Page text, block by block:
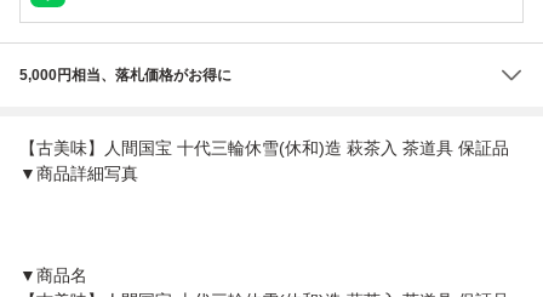
5,000円相当、落札価格がお得に
【古美味】人間国宝 十代三輪休雪(休和)造 萩茶入 茶道具 保証品
▼商品詳細写真
▼商品名